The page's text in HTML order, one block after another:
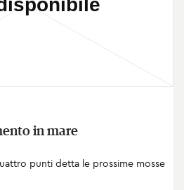
in mare
punti detta le prossime mosse